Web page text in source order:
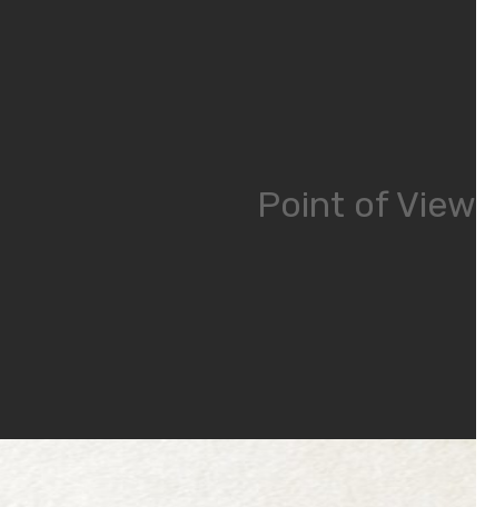
Point of View